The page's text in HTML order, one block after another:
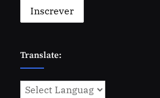
Translate: